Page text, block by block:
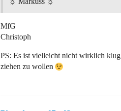
MfG
Christoph
PS: Es ist vielleicht nicht wirklich
ziehen zu wollen